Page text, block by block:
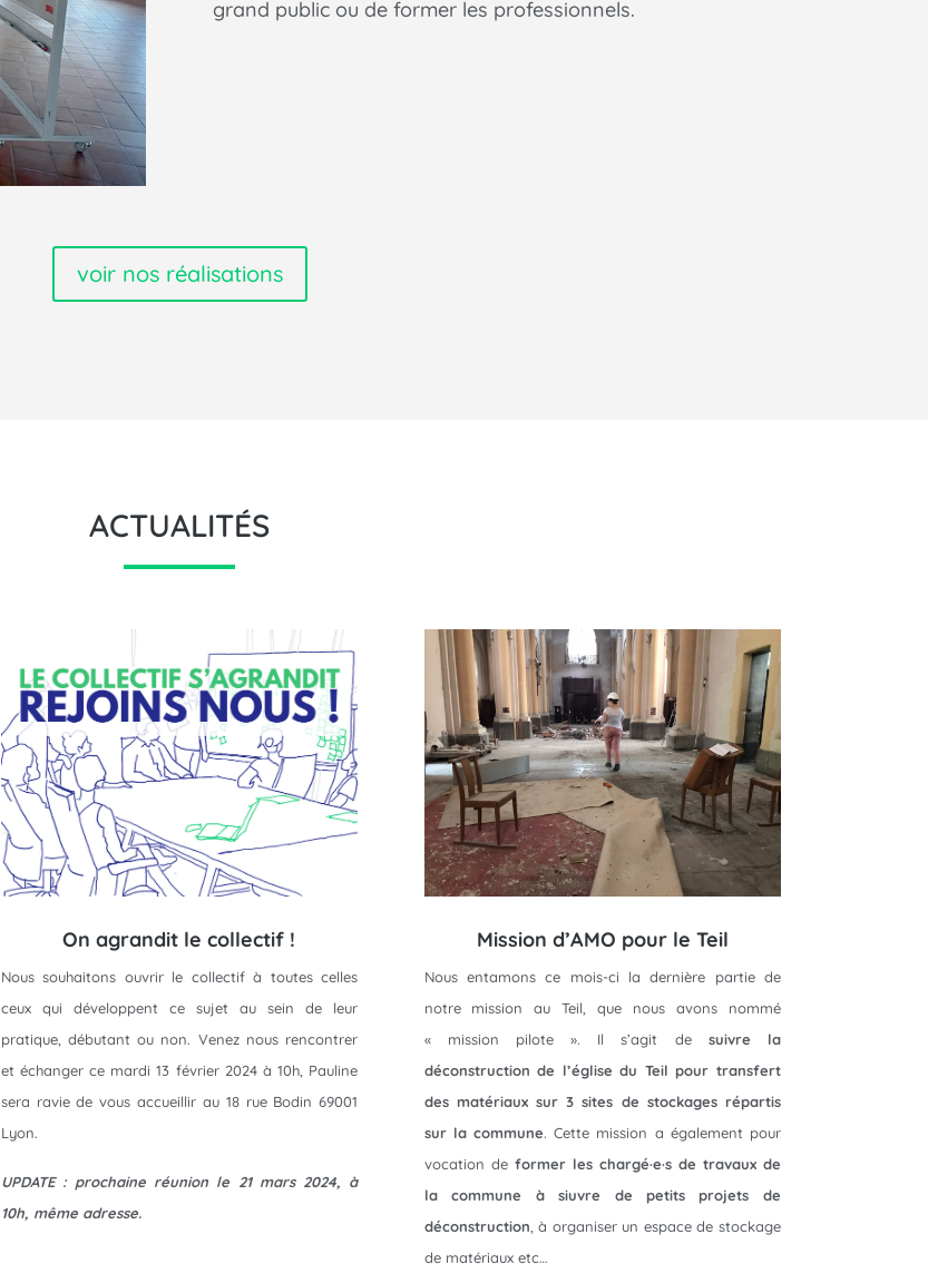
grand public ou de former les professionnels.
voir nos réalisations
ACTUALITÉS
On agrandit le collectif !
Nous souhaitons ouvrir le collectif à toutes celles
ceux qui développent ce sujet au sein de leur
pratique, débutant ou non. Venez nous rencontrer
et échanger ce mardi 13 février 2024 à 10h, Pauline
sera ravie de vous accueillir au 18 rue Bodin 69001
Lyon.
UPDATE : prochaine réunion le 21 mars 2024, à
10h, même adresse.
Mission d’AMO pour le Teil
Nous entamons ce mois-ci la dernière partie de
notre mission au Teil, que nous avons nommé
« mission pilote ». Il s’agit de suivre la
déconstruction de l’église du Teil pour transfert
des matériaux sur 3 sites de stockages répartis
sur la commune. Cette mission a également pour
vocation de former les chargé·e·s de travaux de
la commune à siuvre de petits projets de
déconstruction , à organiser un espace de stockage
de matériaux etc…